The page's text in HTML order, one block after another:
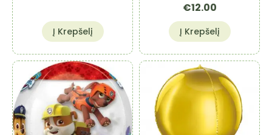
Į Krepšelį
€12.00
Į Krepšelį